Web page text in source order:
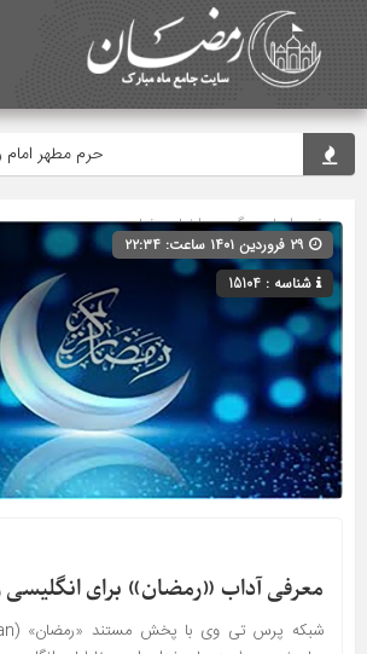
حرم مطهر امام
صفحه اصلی» گروه »اخبار رمضان
شناسه : 15104
معرفی آداب «رمضان» برای انگلیسی